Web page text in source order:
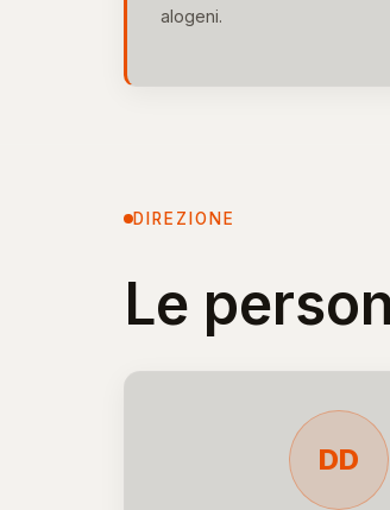
alogeni.
DIREZIONE
Le
DD